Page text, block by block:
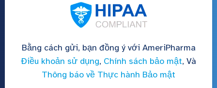
Bằng cách gửi, bạn đồng ý với AmeriPharma
Điều khoản sử dụng, Chính sách bảo mật, Và
Thông báo về Thực hành Bảo mật